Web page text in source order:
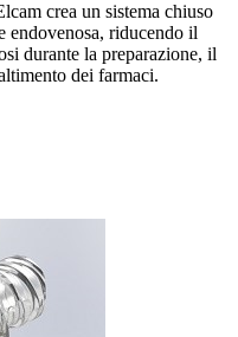
crea un sistema chiuso
endovenosa, riducendo il
durante la preparazione, il
dei farmaci.